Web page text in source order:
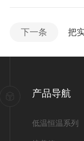
下一条 把
产品导航
低温恒温系列